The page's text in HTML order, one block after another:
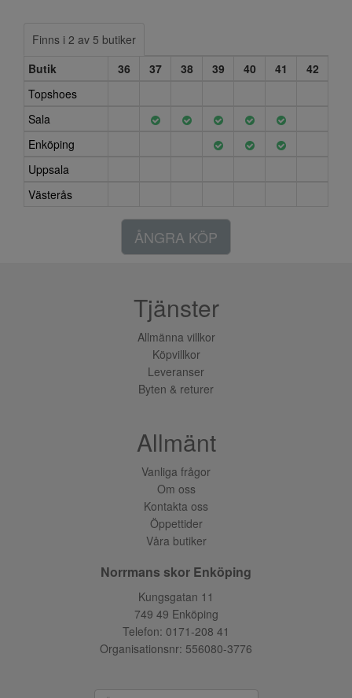
Finns i 2 av 5 butiker
Butik
36 37 38 39 40 41
42
Topshoes
Sala
Enköping
Uppsala
Västerås
ÅNGRA KÖP
Tjänster
Allmänna villkor
Köpvillkor
Leveranser
Byten & returer
Allmänt
Vanliga frågor
Om oss
Kontakta oss
Öppettider
Våra butiker
Norrmans skor Enköping
Kungsgatan 11
749 49 Enköping
Telefon: 0171-208 41
Organisationsnr: 556080-3776